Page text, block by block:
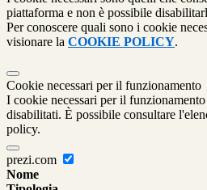
piattaforma e non è possibile
Per conoscere quali sono i cookie
visionare la COOKIE POLICY.
Cookie necessari per il funzionamento
I cookie necessari per il funzionamento
disabilitati. È possibile consultare
policy.
prezi.com
Nome